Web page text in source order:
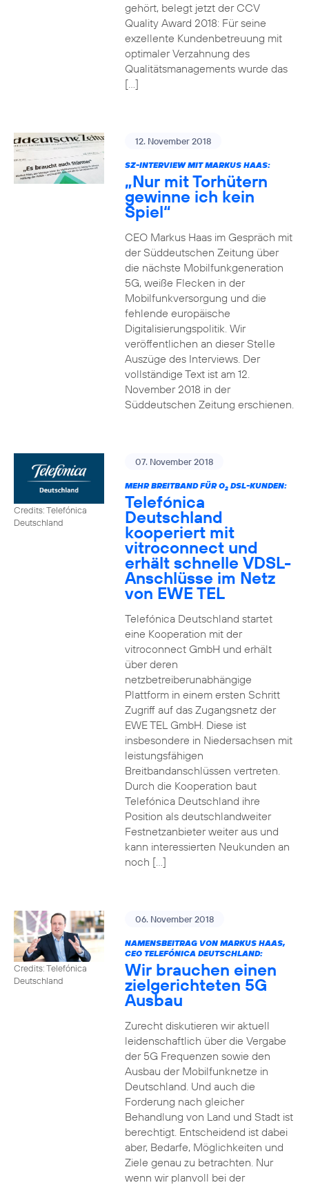
gehört, belegt jetzt der CCV
Quality Award 2018: Für seine
exzellente Kundenbetreuung mit
optimaler Verzahnung des
Qualitätsmanagements wurde das
[…]
12. November 2018
SZ-INTERVIEW MIT MARKUS HAAS:
„Nur mit Torhütern
gewinne ich kein
Spiel“
CEO Markus Haas im Gespräch mit
der Süddeutschen Zeitung über
die nächste Mobilfunkgeneration
5G, weiße Flecken in der
Mobilfunkversorgung und die
fehlende europäische
Digitalisierungspolitik. Wir
veröffentlichen an dieser Stelle
Auszüge des Interviews. Der
vollständige Text ist am 12.
November 2018 in der
Süddeutschen Zeitung erschienen.
Credits: Telefónica
Deutschland
07. November 2018
MEHR BREITBAND FÜR O2DSL-KUNDEN:
Telefónica
Deutschland
kooperiert mit
vitroconnect und
erhält schnelle VDSL-
Anschlüsse im Netz
von EWE TEL
Telefónica Deutschland startet
eine Kooperation mit der
vitroconnect GmbH und erhält
über deren
netzbetreiberunabhängige
Plattform in einem ersten Schritt
Zugriff auf das Zugangsnetz der
EWE TEL GmbH. Diese ist
insbesondere in Niedersachsen mit
leistungsfähigen
Breitbandanschlüssen vertreten.
Durch die Kooperation baut
Telefónica Deutschland ihre
Position als deutschlandweiter
Festnetzanbieter weiter aus und
kann interessierten Neukunden an
noch […]
Credits: Telefónica
Deutschland
06. November 2018
NAMENSBEITRAG VON MARKUS HAAS,
CEO TELEFÓNICA DEUTSCHLAND:
Wir brauchen einen
zielgerichteten 5G
Ausbau
Zurecht diskutieren wir aktuell
leidenschaftlich über die Vergabe
der 5G Frequenzen sowie den
Ausbau der Mobilfunknetze in
Deutschland. Und auch die
Forderung nach gleicher
Behandlung von Land und Stadt ist
berechtigt. Entscheidend ist dabei
aber, Bedarfe, Möglichkeiten und
Ziele genau zu betrachten. Nur
wenn wir planvoll bei der